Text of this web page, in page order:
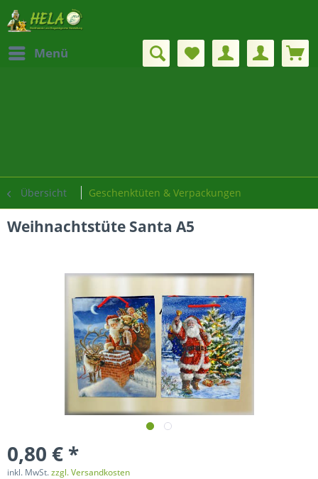
Menü
Übersicht Geschenktüten & Verpackungen
Weihnachtstüte Santa A5
0,80 € *
inkl. MwSt.zzgl. Versandkosten